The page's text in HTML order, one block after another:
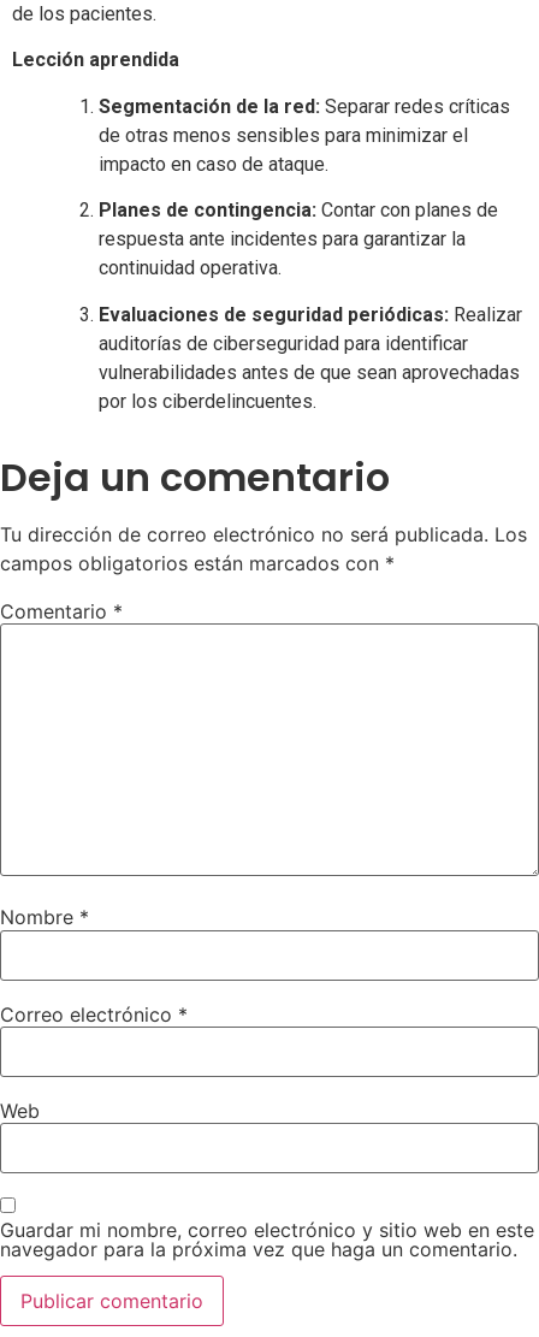
de los pacientes.
Lección aprendida
Segmentación de la red: Separar redes críticas
de otras menos sensibles para minimizar el
impacto en caso de ataque.
Planes de contingencia: Contar con planes de
respuesta ante incidentes para garantizar la
continuidad operativa.
Evaluaciones de seguridad periódicas: Realizar
auditorías de ciberseguridad para identificar
vulnerabilidades antes de que sean aprovechadas
por los ciberdelincuentes.
Deja un comentario
Tu dirección de correo electrónico no será publicada. Los
campos obligatorios están marcados con *
Comentario *
Nombre *
Correo electrónico *
Web
Guardar mi nombre, correo electrónico y sitio web en este
navegador para la próxima vez que haga un comentario.